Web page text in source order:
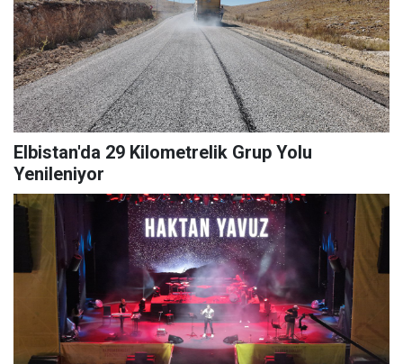
Elbistan'da 29 Kilometrelik Grup Yolu
Yenileniyor